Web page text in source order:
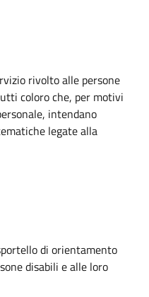
rivolto alle persone
coloro che, per motivi
intendano
legate alla
di orientamento
disabili e alle loro